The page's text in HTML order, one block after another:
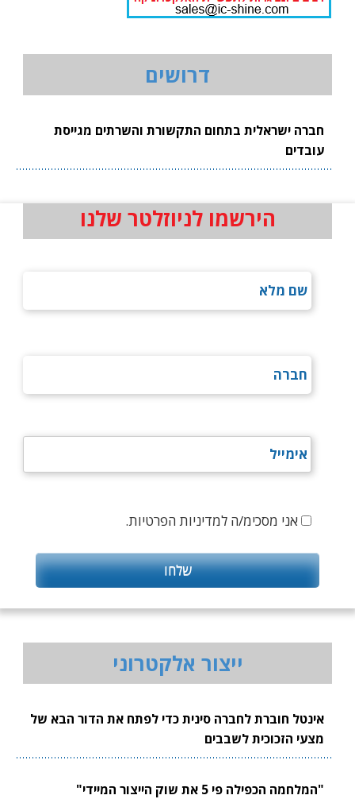
דרושים
חברה ישראלית בתחום התקשורת והשרתים מגייסת
עובדים
הירשמו לניוזלטר שלנו
אני מסכימ/ה למדיניות הפרטיות.
ייצור אלקטרוני
אינטל חוברת לחברה סינית כדי לפתח את הדור הבא של
מצעי הזכוכית לשבבים
"המלחמה הכפילה פי 5 את שוק הייצור המיידי"